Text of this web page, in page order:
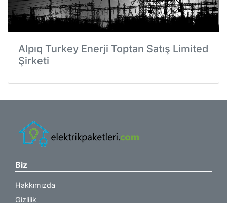
Alpıq Turkey Enerji Toptan Satış Limited
Şirketi
Biz
Hakkımızda
Gizlilik